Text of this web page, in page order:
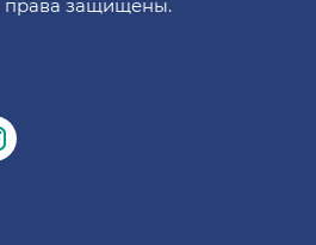
права защищены.